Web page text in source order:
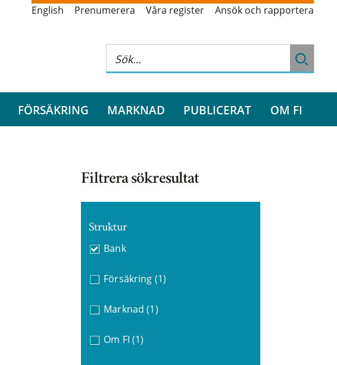
English Prenumerera Våra register Ansök och rapportera
FÖRSÄKRING MARKNAD PUBLICERAT OM FI
Filtrera sökresultat
Struktur
Bank
Försäkring (1)
Marknad (1)
Om FI (1)